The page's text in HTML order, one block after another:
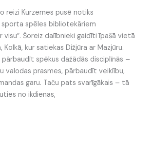
reizi Kurzemes pusē notiks
spēles bibliotekāriem
visu”. Šoreiz dalībnieki gaidīti īpašā vietā
Kolkā, kur satiekas Dižjūra ar Mazjūru.
pārbaudīt spēkus dažādās disciplīnās –
valodas prasmes, pārbaudīt veiklību,
garu. Taču pats svarīgākais – tā
no ikdienas,